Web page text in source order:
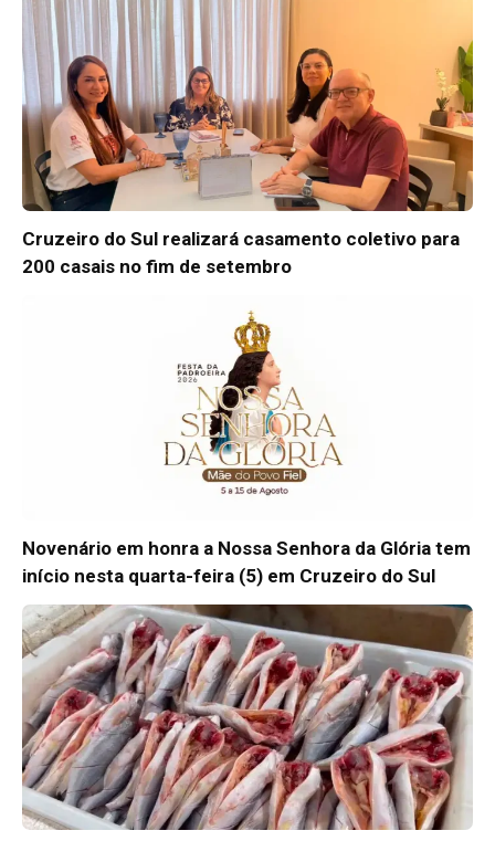
Cruzeiro do Sul realizará casamento coletivo para
200 casais no fim de setembro
Novenário em honra a Nossa Senhora da Glória tem
início nesta quarta-feira (5) em Cruzeiro do Sul